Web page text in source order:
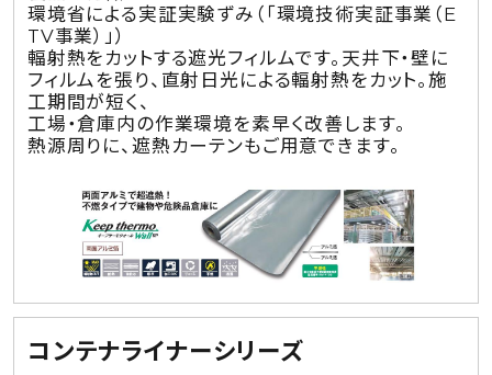
環境省による実証実験ずみ（「環境技術実証事業（E
TV事業）」）
輻射熱をカットする遮光フィルムです。天井下・壁に
フィルムを張り、直射日光による輻射熱をカット。施
工期間が短く、
工場・倉庫内の作業環境を素早く改善します。
熱源周りに、遮熱カーテンもご用意できます。
コンテナライナーシリーズ